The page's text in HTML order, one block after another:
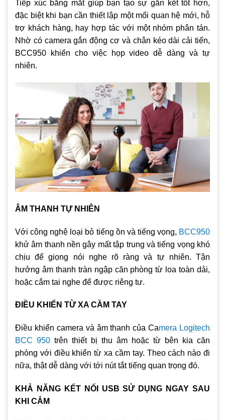
Tiếp xúc bằng mắt giúp bạn tạo sự gắn kết tốt hơn,
đặc biệt khi bạn cần thiết lập một mối quan hệ mới, hỗ
trợ khách hàng, hay hợp tác với một nhóm phân tán.
Nhờ có camera gắn động cơ và chân kéo dài cải tiến,
BCC950 khiến cho việc họp video dễ dàng và tự
nhiên.
ÂM THANH TỰ NHIÊN
Với công nghệ loại bỏ tiếng ồn và tiếng vọng, BCC950
khử âm thanh nền gây mất tập trung và tiếng vọng khó
chịu để giọng nói nghe rõ ràng và tự nhiên. Tận
hưởng âm thanh tràn ngập căn phòng từ loa toàn dải,
hoặc cắm tai nghe để được riêng tư.
ĐIỀU KHIỂN TỪ XA CẦM TAY
Điều khiển camera và âm thanh của Camera Logitech
BCC 950 trên thiết bị thu âm hoặc từ bên kia căn
phòng với điều khiển từ xa cầm tay. Theo cách nào đi
nữa, thật dễ dàng với tới nút tắt tiếng quan trọng đó.
KHẢ NĂNG KẾT NỐI USB SỬ DỤNG NGAY SAU
KHI CẮM